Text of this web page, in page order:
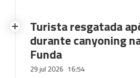
Turista resgatada
durante canyoning
Funda
29 jul 2026 16:54